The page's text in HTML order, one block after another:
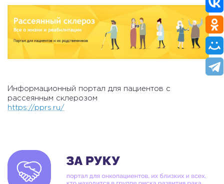
Информационный портал для пациентов с
рассеянным склерозом
https://pprs.ru/